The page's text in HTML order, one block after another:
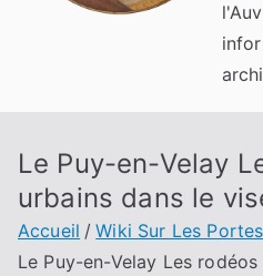
Le Puy-en-Velay
urbains dans le
Accueil
Wiki Sur Les
Le Puy-en-Velay Les